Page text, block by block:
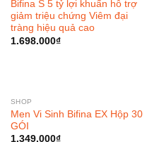
Bifina S 5 tỷ lợi khuẩn hỗ trợ
giảm triệu chứng Viêm đại
tràng hiệu quả cao
1.698.000₫
SHOP
Men Vi Sinh Bifina EX Hộp 30
GÓI
1.349.000₫